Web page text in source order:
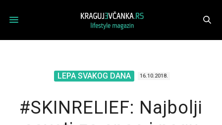
LEPA SVAKOG DANA 16.10.2018.
#SKINRELIEF: Najbolji